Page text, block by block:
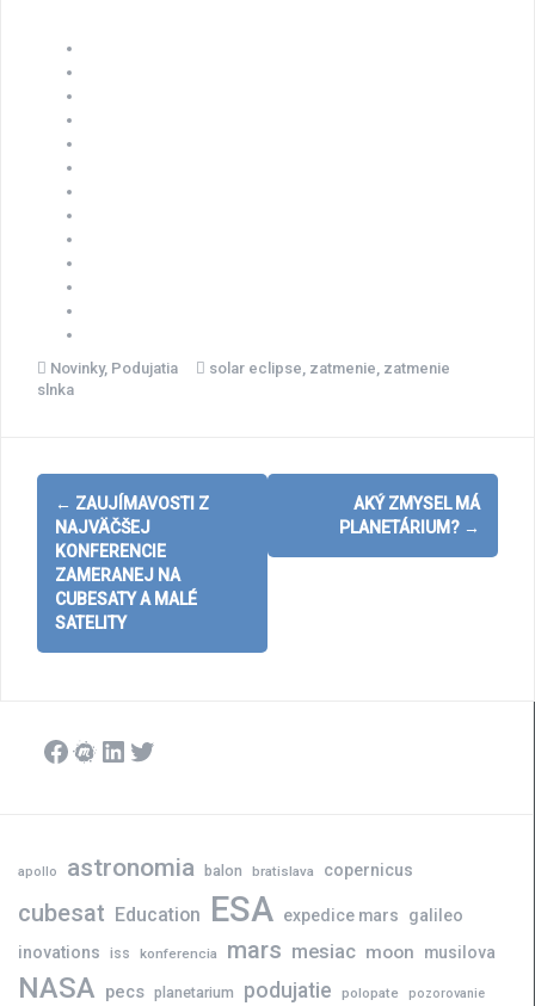
Novinky, Podujatia solar eclipse zatmenie zatmenie
slnka
Post
navigation
← ZAUJÍMAVOSTI Z
NAJVÄČŠEJ
KONFERENCIE
ZAMERANEJ NA
CUBESATY A MALÉ
SATELITY
AKÝ ZMYSEL MÁ
PLANETÁRIUM? →
Facebook
Meetup
LinkedIn
Twitter
apollo astronomia balon bratislava copernicus
cubesat Education ESA expedice mars
galileo
inovations iss konferencia mars mesiac moon musilova
NASA pecs planetarium podujatie polopate pozorovanie